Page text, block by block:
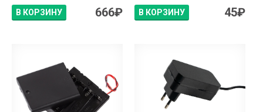
В КОРЗИНУ 666₽ В КОРЗИНУ 45₽